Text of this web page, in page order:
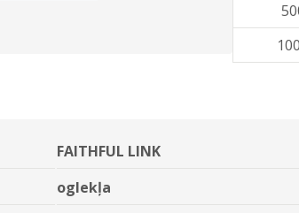
FAITHFUL LINK
oglekļa